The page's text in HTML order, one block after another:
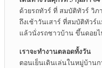
ด้วยรถทัวร์ ที่ สมบัติทัวร์ วิภ
ถึงเช้าวันเสาร์ ที่สมบัติทัวร์แ
แล้วนั่งรถชาวบ้าน ขึ้นดอยไ
เราจะทำงานตลอดทั้งวัน
ตอนเย็นเดินเล่นในหมู่บ้าน